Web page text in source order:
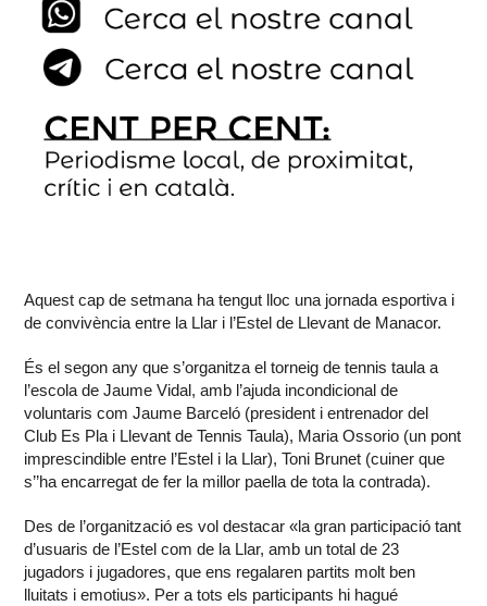
Aquest cap de setmana ha tengut lloc una jornada esportiva i
de convivència entre la Llar i l’Estel de Llevant de Manacor.
És el segon any que s’organitza el torneig de tennis taula a
l’escola de Jaume Vidal, amb l’ajuda incondicional de
voluntaris com Jaume Barceló (president i entrenador del
Club Es Pla i Llevant de Tennis Taula), Maria Ossorio (un pont
imprescindible entre l’Estel i la Llar), Toni Brunet (cuiner que
s’’ha encarregat de fer la millor paella de tota la contrada).
Des de l’organització es vol destacar «la gran participació tant
d’usuaris de l’Estel com de la Llar, amb un total de 23
jugadors i jugadores, que ens regalaren partits molt ben
lluitats i emotius». Per a tots els participants hi hagué